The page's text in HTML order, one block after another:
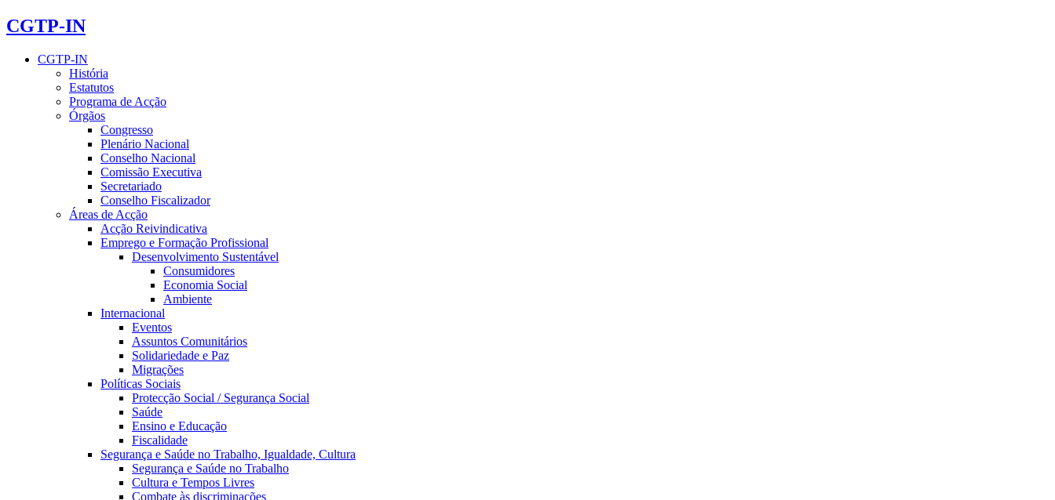
CGTP-IN
CGTP-IN
História
Estatutos
Programa de Acção
Órgãos
Congresso
Plenário Nacional
Conselho Nacional
Comissão Executiva
Secretariado
Conselho Fiscalizador
Áreas de Acção
Acção Reivindicativa
Emprego e Formação Profissional
Desenvolvimento Sustentável
Consumidores
Economia Social
Ambiente
Internacional
Eventos
Assuntos Comunitários
Solidariedade e Paz
Migrações
Políticas Sociais
Protecção Social / Segurança Social
Saúde
Ensino e Educação
Fiscalidade
Segurança e Saúde no Trabalho, Igualdade, Cultura
Segurança e Saúde no Trabalho
Cultura e Tempos Livres
Combate às discriminações